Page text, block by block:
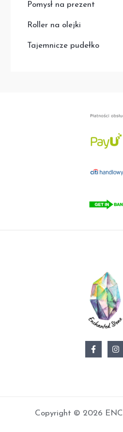
Pomysł na prezent
Roller na olejki
Tajemnicze pudełko
Copyright © 2026